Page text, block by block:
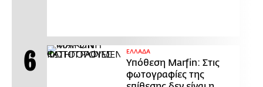
ΕΛΛΑΔΑ
Υπόθεση Marfin: Στις
φωτογραφίες της